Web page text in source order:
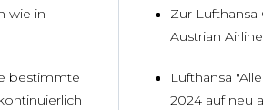
wie in
bestimmte
Zur
Austrian
Lufthansa
2024 auf neu